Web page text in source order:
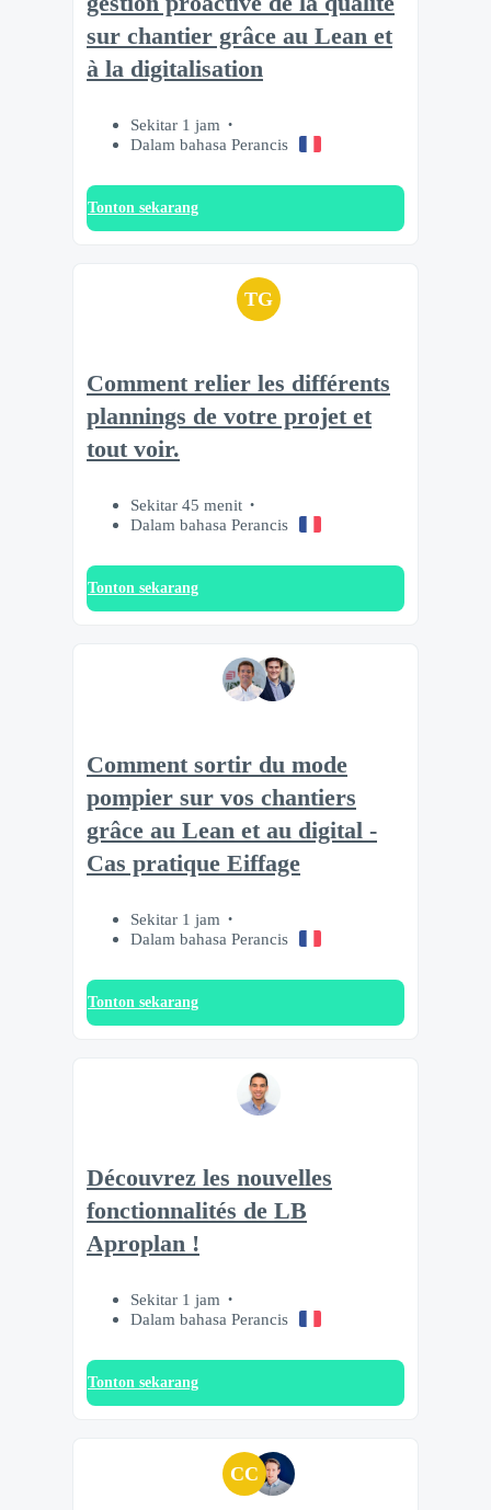
sur chantier grâce au Lean et
à la digitalisation
Sekitar 1 jam
Dalam bahasa Perancis
Tonton sekarang
TG
Comment relier les différents
plannings de votre projet et
tout voir.
Sekitar 45 menit
Dalam bahasa Perancis
Tonton sekarang
Comment sortir du mode
pompier sur vos chantiers
grâce au Lean et au digital -
Cas pratique Eiffage
Sekitar 1 jam
Dalam bahasa Perancis
Tonton sekarang
Découvrez les nouvelles
fonctionnalités de LB
Aproplan !
Sekitar 1 jam
Dalam bahasa Perancis
Tonton sekarang
CC